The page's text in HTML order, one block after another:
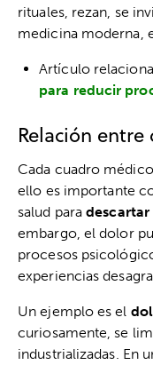
rituales, rezan, se
medicina moderna,
Artículo
para reducir
Relación
Cada cuadro
ello es importante
salud para
embargo, el dolor
procesos
experiencias
Un ejemplo es el
curiosamente, se
industrializadas. En